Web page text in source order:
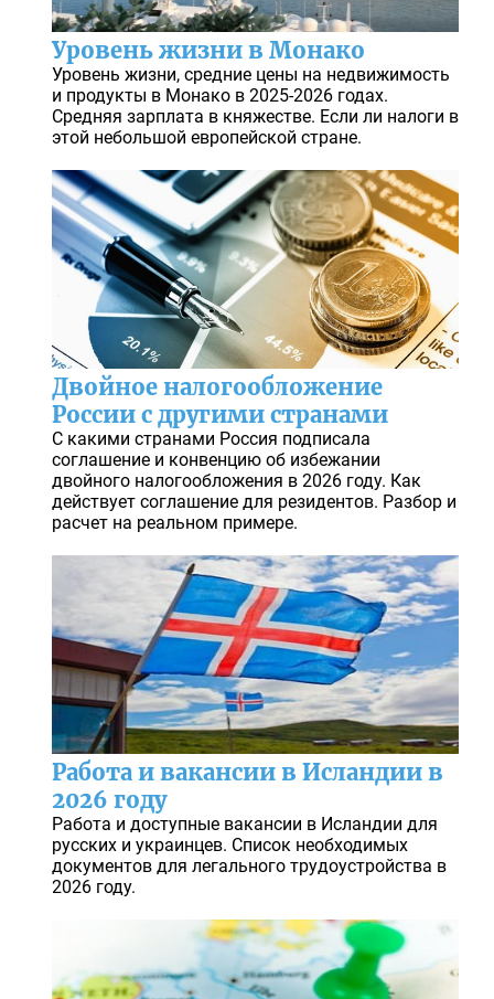
Уровень жизни в Монако
Уровень жизни, средние цены на недвижимость
и продукты в Монако в 2025-2026 годах.
Средняя зарплата в княжестве. Если ли налоги в
этой небольшой европейской стране.
Двойное налогообложение
России с другими странами
С какими странами Россия подписала
соглашение и конвенцию об избежании
двойного налогообложения в 2026 году. Как
действует соглашение для резидентов. Разбор и
расчет на реальном примере.
Работа и вакансии в Исландии в
2026 году
Работа и доступные вакансии в Исландии для
русских и украинцев. Список необходимых
документов для легального трудоустройства в
2026 году.